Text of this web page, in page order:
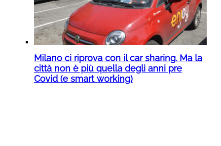
Milano ci riprova con il car sharing. Ma la
città non è più quella degli anni pre
Covid (e smart working)